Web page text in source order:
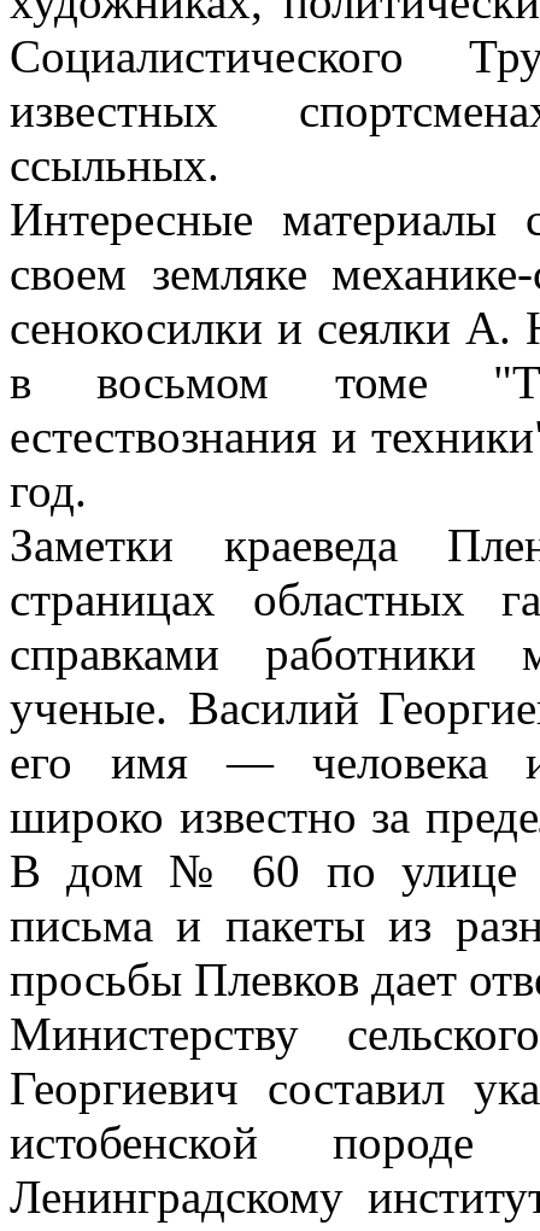
Социалистического
известных
ссыльных.
Интересные материалы
своем земляке
сенокосилки и сеялки
в восьмом томе
естествознания и
год.
Заметки краеведа
страницах областных
справками работники
ученые. Василий
его имя — человека
широко известно за
В дом № 60 по улице
письма и пакеты из
просьбы Плевков дает
Министерству
Георгиевич составил
истобенской породе
Ленинградскому